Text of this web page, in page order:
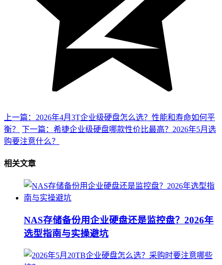
上一篇：2026年4月3T企业级硬盘怎么选？性能和寿命如何平
衡？
下一篇：希捷企业级硬盘哪款性价比最高？2026年5月选
购要注意什么？
相关文章
NAS存储备份用企业硬盘还是监控盘？2026年
选型指南与实操避坑